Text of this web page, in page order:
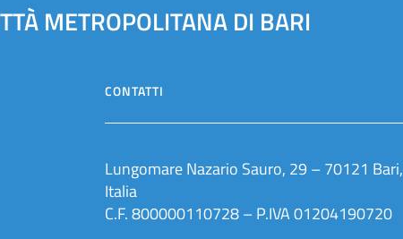
METROPOLITANA DI BARI
CONTATTI
Lungomare Nazario Sauro, 29 – 70121 Bari,
Italia
C.F. 800000110728 – P.IVA 01204190720